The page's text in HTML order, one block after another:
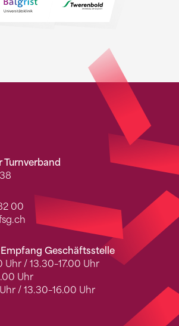
Turnverband
00
Geschäftsstelle
Uhr / 13.30–17.00 Uhr
Uhr
/ 13.30–16.00 Uhr